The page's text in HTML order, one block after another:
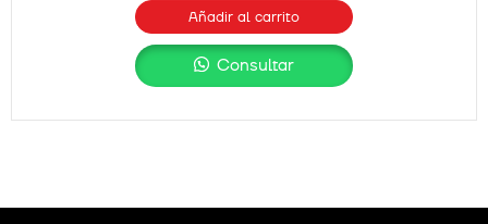
Añadir al carrito
Consultar